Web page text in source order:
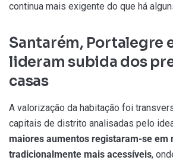
continua mais exigente do que há
Santarém, Portalegre
lideram subida dos
casas
A valorização da habitação foi
capitais de distrito analisadas pelo
maiores aumentos registaram-se em
tradicionalmente mais acessíveis,